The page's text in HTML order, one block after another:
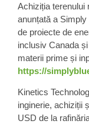
Achiziția terenului
anunțată a
de proiecte de
inclusiv Canada
materii prime și
https://
Kinetics
inginerie, achiziții
USD de la